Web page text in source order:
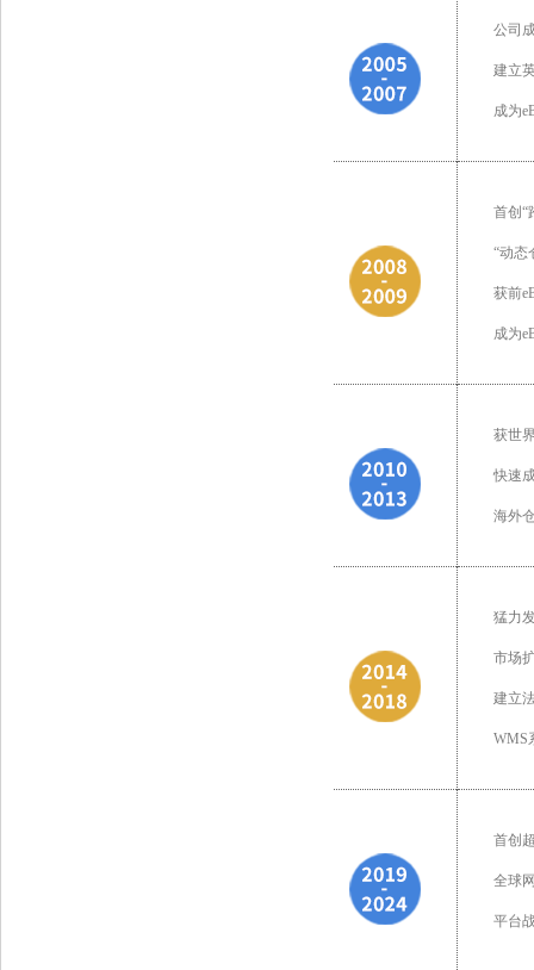
公司
建立
成为
首创“
“动态
获前
成为
获世
快速
海外
猛力
市场
建立
WMS
首创
全球
平台